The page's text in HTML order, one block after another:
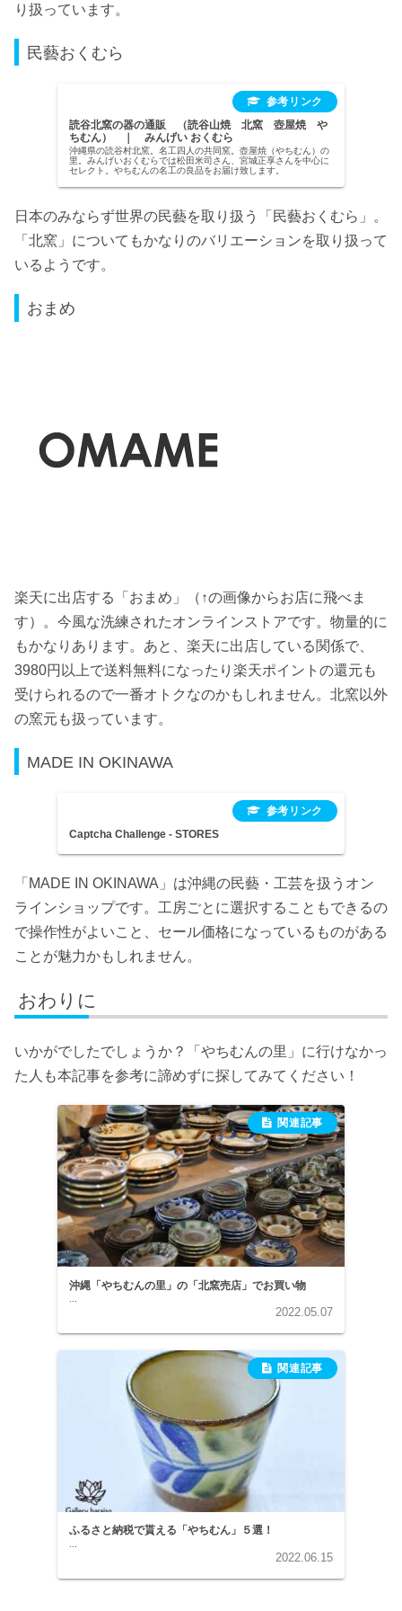
り扱っています。
民藝おくむら
読谷北窯の器の通販 （読谷山焼 北窯 壺屋焼 や
ちむん） ｜ みんげい おくむら
沖縄県の読谷村北窯。名工四人の共同窯。壺屋焼（やちむん）の
里。みんげいおくむらでは松田米司さん、宮城正享さんを中心に
セレクト。やちむんの名工の良品をお届け致します。
日本のみならず世界の民藝を取り扱う「民藝おくむら」。
「北窯」についてもかなりのバリエーションを取り扱って
いるようです。
おまめ
楽天に出店する「おまめ」（↑の画像からお店に飛べま
す）。今風な洗練されたオンラインストアです。物量的に
もかなりあります。あと、楽天に出店している関係で、
3980円以上で送料無料になったり楽天ポイントの還元も
受けられるので一番オトクなのかもしれません。北窯以外
の窯元も扱っています。
MADE IN OKINAWA
Captcha Challenge - STORES
「MADE IN OKINAWA」は沖縄の民藝・工芸を扱うオン
ラインショップです。工房ごとに選択することもできるの
で操作性がよいこと、セール価格になっているものがある
ことが魅力かもしれません。
おわりに
いかがでしたでしょうか？「やちむんの里」に行けなかっ
た人も本記事を参考に諦めずに探してみてください！
沖縄「やちむんの里」の「北窯売店」でお買い物
2022.05.07
ふるさと納税で貰える「やちむん」５選！
2022.06.15